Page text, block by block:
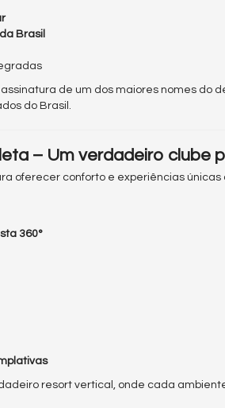
Brasil
de um dos maiores nomes do
do Brasil.
– Um verdadeiro clube
oferecer conforto e experiências únicas
360°
resort vertical, onde cada